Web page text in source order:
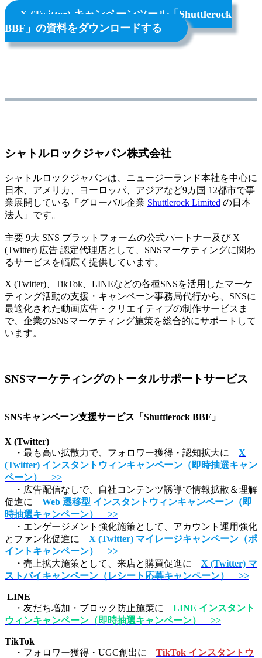
X (Twitter) キャンペーンツール「Shuttlerock
BBF」の資料をダウンロードする
シャトルロックジャパン株式会社
シャトルロックジャパンは、ニュージーランド本社を中心に
日本、アメリカ、ヨーロッパ、アジアなど9カ国 12都市で事
業展開している「グローバル企業 Shuttlerock Limited の日本
法人」です。
主要 9大 SNS プラットフォームの公式パートナー及び X
(Twitter) 広告 認定代理店として、SNSマーケティングに関わ
るサービスを幅広く提供しています。
X (Twitter)、TikTok、LINEなどの各種SNSを活用したマーケ
ティング活動の支援・キャンペーン事務局代行から、SNSに
最適化された動画広告・クリエイティブの制作サービスま
で、企業のSNSマーケティング施策を総合的にサポートして
います。
SNSマーケティングのトータルサポートサービス
SNSキャンペーン支援サービス「Shuttlerock BBF」
X (Twitter)
・最も高い拡散力で、フォロワー獲得・認知拡大に X
(Twitter) インスタントウィンキャンペーン（即時抽選キャン
ペーン） >>
・広告配信なしで、自社コンテンツ誘導で情報拡散＆理解
促進に Web 遷移型 インスタントウィンキャンペーン（即
時抽選キャンペーン） >>
・エンゲージメント強化施策として、アカウント運用強化
とファン化促進に X (Twitter) マイレージキャンペーン（ポ
イントキャンペーン） >>
・売上拡大施策として、来店と購買促進に X (Twitter) マ
ストバイキャンペーン（レシート応募キャンペーン） >>
LINE
・友だち増加・ブロック防止施策に LINE インスタント
ウィンキャンペーン（即時抽選キャンペーン） >>
TikTok
・フォロワー獲得・UGC創出に TikTok インスタントウ